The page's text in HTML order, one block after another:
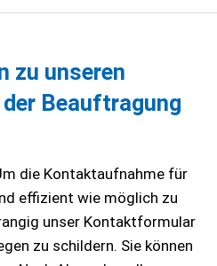
zu unseren
Beauftragung
die Kontaktaufnahme für
effizient wie möglich zu
unser Kontaktformular
zu schildern. Sie können